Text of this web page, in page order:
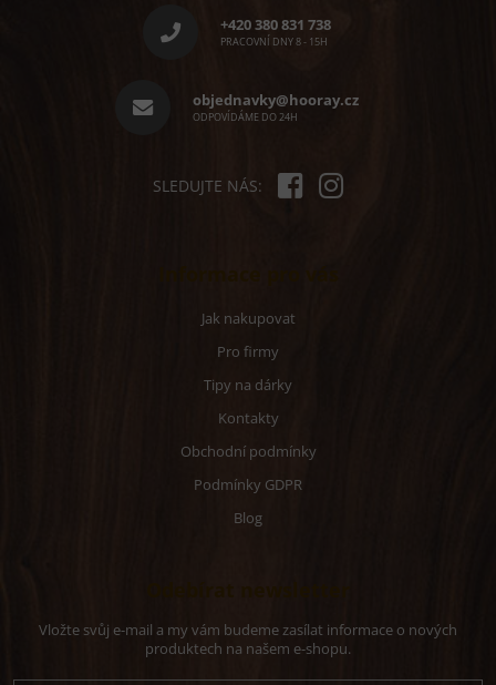
+420 380 831 738
PRACOVNÍ DNY 8 - 15H
objednavky@hooray.cz
ODPOVÍDÁME DO 24H
SLEDUJTE NÁS:
Jak nakupovat
Pro firmy
Tipy na dárky
Kontakty
Obchodní podmínky
Podmínky GDPR
Blog
Vložte svůj e-mail a my vám budeme zasílat informace o nových
produktech na našem e-shopu.